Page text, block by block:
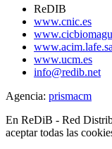
ReDIB
www.cnic.es
www.ucm.es
info@redib.net
Agencia: prismacm
En ReDiB - Red
aceptar todas las